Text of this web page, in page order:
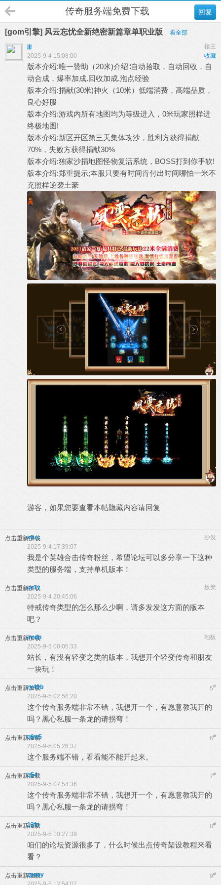
回复
传奇服务端免费下载
[gom引擎] 风云忘忧全新绝密新篇章单职业版
看全部
楼主
jjj
收藏
2025-9-4 15:08:00
版本介绍:唯一赞助（20米)介绍∶自动拾取，自动回收，自
动合成，爆率加成.回收加成.泡点经验
版本介绍:捐献(30米)神火（10米）低端消费，高端品质，
良心好服
版本介绍:游戏内所有地图均为等级进入，0米玩家照样进
终极地图!
版本介绍:新区开区第三天集体攻沙，胜利方获得捐献
70%，失败方获得捐献30%
版本介绍:独家沙捐地图怪物复活系统，BOSS打到你手软!
版本介绍:郑重提示;本服只要有时间肯付出时间哪怕一米不
充照样逆袭土豪
游客，如果您要查看本帖隐藏内容请回复
点击重新加载 沙发
x0zc
2025-9-4 17:39:07
我是个英雄合击传奇粉丝，希望论坛可以多分享一下这种
类型的服务端，支持单机版本！
点击重新加载 板凳
gz1y
2025-9-4 20:45:06
特戒传奇类型的怎么那么少啊，请多发发这方面的版本
吧？
点击重新加载 地板
jrndp
2025-9-5 00:05:33
站长，有没有轻变之类的版本，我想开个轻变传奇和朋友
一块玩！
点击重新加载 5#
ry49b
2025-9-5 02:56:20
这个传奇服务端非常不错，我想开一个，有愿意教我开的
吗？黑心私服一条龙的请拐弯！
点击重新加载 6#
q8w5
2025-9-5 05:26:37
这个服务端不错，看看能不能开起来。
点击重新加载 7#
q54
2025-9-5 07:54:36
这个传奇服务端非常不错，我想开一个，有愿意教我开的
吗？黑心私服一条龙的请拐弯！
点击重新加载 8#
13fa
2025-9-5 10:27:39
咱们的论坛资源很多了，什么时候出点传奇架设教程来看
看？
点击重新加载 9#
zppoy